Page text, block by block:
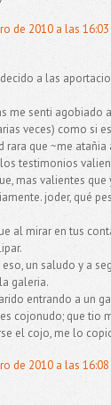
de 2010 a las 16:03
a las
me senti agobiado
veces) como si
rara que ~me atañia
testimonios
mas valientes
joder, qué
al mirar en tus
eso, un saludo y a
galeria.
entrando a un
cojonudo; que tio
el cojo, me lo
de 2010 a las 16:08